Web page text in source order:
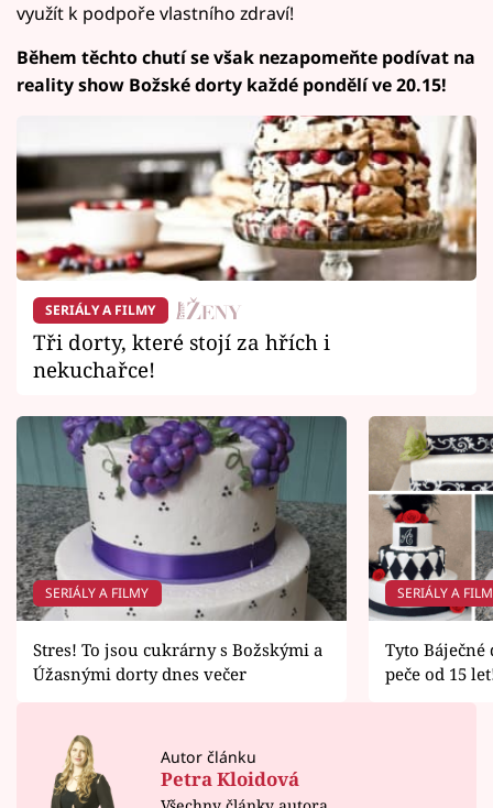
využít k podpoře vlastního zdraví!
Během těchto chutí se však nezapomeňte podívat na
reality show Božské dorty každé pondělí ve 20.15!
SERIÁLY A FILMY
Tři dorty, které stojí za hřích i
nekuchařce!
SERIÁLY A FILMY
Stres! To jsou cukrárny s Božskými a
Úžasnými dorty dnes večer
SERIÁLY A
Tyto
peče od 15
Autor článku
Petra Kloidová